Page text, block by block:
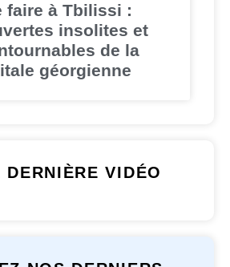
faire à Tbilissi :
insolites et
de la
géorgienne
DERNIÈRE VIDÉO